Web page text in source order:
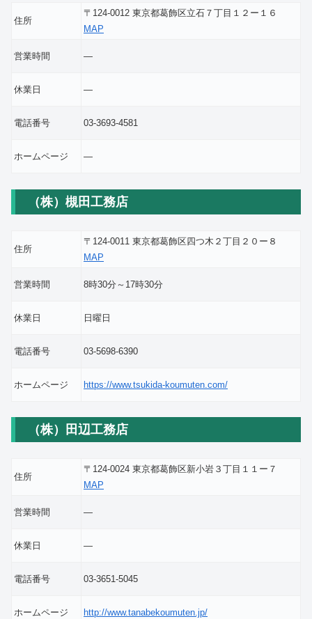
住所
〒124-0012 東京都葛飾区立石７丁目１２ー１６
MAP
営業時間 ―
休業日 ―
電話番号 03-3693-4581
ホームページ ―
（株）槻田工務店
住所
〒124-0011 東京都葛飾区四つ木２丁目２０ー８
MAP
営業時間 8時30分～17時30分
休業日 日曜日
電話番号 03-5698-6390
ホームページ https://www.tsukida-koumuten.com/
（株）田辺工務店
住所
〒124-0024 東京都葛飾区新小岩３丁目１１ー７
MAP
営業時間 ―
休業日 ―
電話番号 03-3651-5045
ホームページ http://www.tanabekoumuten.jp/